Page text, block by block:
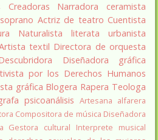
Creadoras Narradora
ceramista
Actriz de teatro Cuentista
Naturalista literata
urbanista
textil Directora de orquesta
Diseñadora gráfica
por los Derechos Humanos
gráfica Blogera Rapera Teologa
psicoanálisis Artesana alfarera
Compositora de música Diseñadora
Gestora cultural
Interprete musical